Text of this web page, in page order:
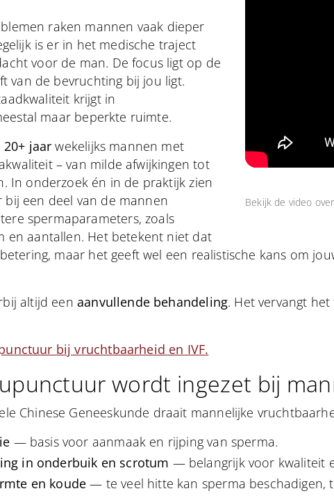
Bekijk de video over
raken mannen vaak dieper
is er in het medische traject
voor de man. De focus ligt op de
van de bevruchting bij jou ligt.
krijgt in
maar beperkte ruimte.
20+ jaar wekelijks mannen met
– van milde afwijkingen tot
In onderzoek én in de praktijk zien
een deel van de mannen
spermaparameters, zoals
en aantallen. Het betekent niet dat
maar het geeft wel een realistische kans om
altijd een aanvullende behandeling. Het vervangt
bij vruchtbaarheid en IVF.
wordt ingezet bij
Chinese Geneeskunde draait mannelijke
— basis voor aanmaak en rijping van sperma.
in onderbuik en scrotum — belangrijk voor kwaliteit
en koude — te veel hitte kan sperma beschadigen,